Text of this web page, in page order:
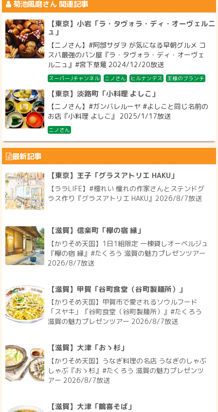
菊池風磨さん 関連記事
【東京】小岩「ラ・タヴォラ・ディ・オーヴェルニ
ュ」
【ニノさん】#阿部サダヲ が気になる早朝グルメ コ
スパ最強のパン屋『ラ・タヴォラ・ディ・オーヴェ
ルニュ』#宮下草薙 2024/12/20放送
スーパーJチャンネル ニノさん ヒルナンデス 王様のブランチ
【東京】淡路町「小料理 よしこ」
【ニノさん】#ガンバレルーヤ #よしこと同じ名前の
お店『小料理 よしこ』 2025/1/17放送
ニノさん
最新記事
【東京】王子「グラスアトリエ HAKU」
【ララLIFE】#檀れい 憧れの作家さんとステンドグ
ラス作り『グラスアトリエ HAKU』2026/8/7放送
【滋賀】信楽町「欅の宿 縁」
【かりそめ天国】1日1組限定 一棟貸しオーベルジュ
『欅の宿 縁』#たくろう 滋賀の魅力プレゼンツアー
2026/8/7放送
【滋賀】甲賀「谷町食堂（谷町製麺所）」
【かりそめ天国】甲賀市で愛されるソウルフード
「スヤキ」『谷町食堂（谷町製麺所）』#たくろう
滋賀の魅力プレゼンツアー 2026/8/7放送
【滋賀】大津「おゝ杉」
【かりそめ天国】うなぎ料理の名店 うなぎのしゃぶ
しゃぶ『おゝ杉』#たくろう 滋賀の魅力プレゼンツ
アー 2026/8/7放送
【滋賀】大津「鶴喜そば」